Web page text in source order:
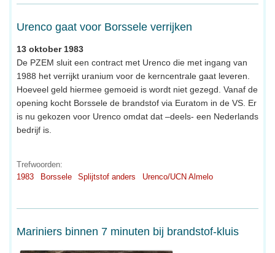
Urenco gaat voor Borssele verrijken
13 oktober 1983
De PZEM sluit een contract met Urenco die met ingang van
1988 het verrijkt uranium voor de kerncentrale gaat leveren.
Hoeveel geld hiermee gemoeid is wordt niet gezegd. Vanaf de
opening kocht Borssele de brandstof via Euratom in de VS. Er
is nu gekozen voor Urenco omdat dat –deels- een Nederlands
bedrijf is.
Trefwoorden:
1983
Borssele Splijtstof anders Urenco/UCN Almelo
Mariniers binnen 7 minuten bij brandstof-kluis